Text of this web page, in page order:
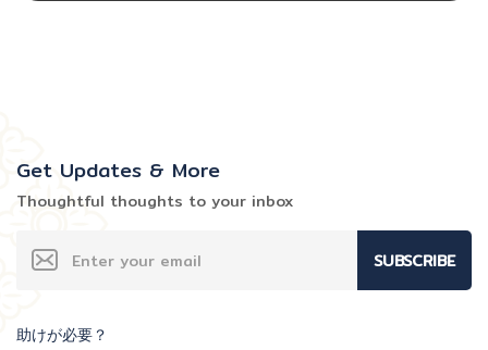
Get Updates & More
Thoughtful thoughts to your inbox
SUBSCRIBE
助けが必要？